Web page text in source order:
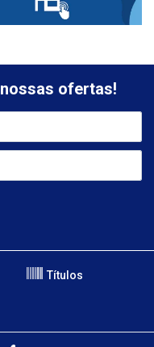
ofertas!
Títulos